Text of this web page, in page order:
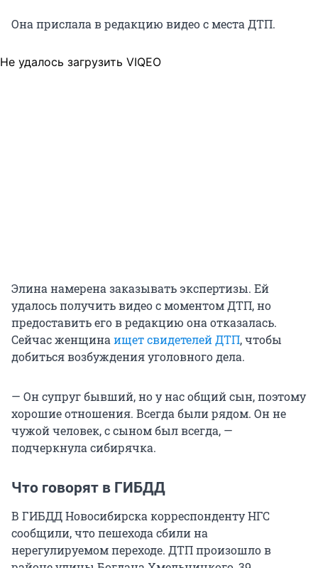
Она прислала в редакцию видео с места ДТП.
Не удалось загрузить VIQEO
Элина намерена заказывать экспертизы. Ей
удалось получить видео с моментом ДТП, но
предоставить его в редакцию она отказалась.
Сейчас женщинаищет свидетелей ДТП, чтобы
добиться возбуждения уголовного дела.
— Он супруг бывший, но у нас общий сын, поэтому
хорошие отношения. Всегда были рядом. Он не
чужой человек, с сыном был всегда, —
подчеркнула сибирячка.
Что говорят в ГИБДД
В ГИБДД Новосибирска корреспонденту НГС
сообщили, что пешехода сбили на
нерегулируемом переходе. ДТП произошло в